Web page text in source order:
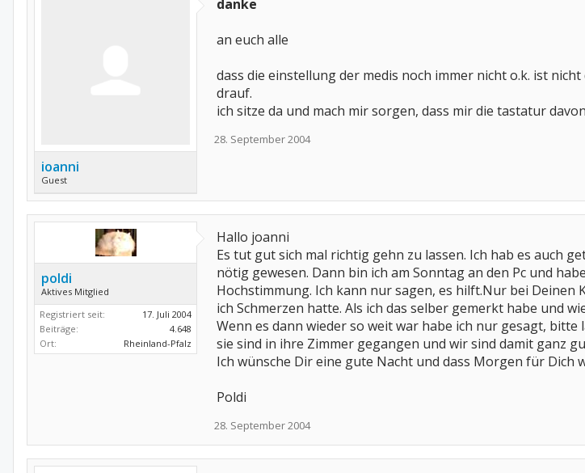
ioanni
Guest
danke
an euch alle
dass die einstellung der medis noch immer nicht o.k. ist
drauf.
ich sitze da und mach mir sorgen, dass mir die tastatur
28. September 2004
poldi
Aktives Mitglied
Registriert seit:
17. Juli 2004
Beiträge:
4.648
Ort:
Rheinland-Pfalz
Hallo joanni
Es tut gut sich mal richtig gehn zu lassen. Ich hab es auch
nötig gewesen. Dann bin ich am Sonntag an den Pc und
Hochstimmung. Ich kann nur sagen, es hilft.Nur bei
ich Schmerzen hatte. Als ich das selber gemerkt habe und
Wenn es dann wieder so weit war habe ich nur gesagt,
sie sind in ihre Zimmer gegangen und wir sind damit ganz
Ich wünsche Dir eine gute Nacht und dass Morgen für Dich
Poldi
28. September 2004